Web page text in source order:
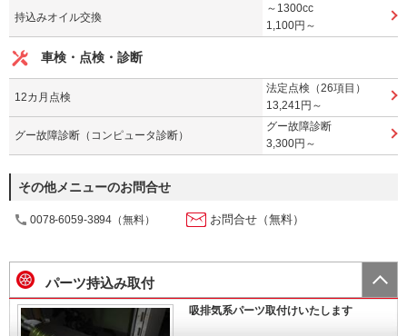
持込みオイル交換
～1300cc
1,100円～
車検・点検・診断
12カ月点検
法定点検（26項目）
13,241円～
グー故障診断（コンピュータ診断）
グー故障診断
3,300円～
その他メニューのお問合せ
0078-6059-3894（無料） お問合せ（無料）
パーツ持込み取付
吸排気系パーツ取付けいたします